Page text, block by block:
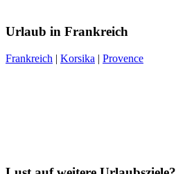
Urlaub in Frankreich
Frankreich | Korsika | Provence